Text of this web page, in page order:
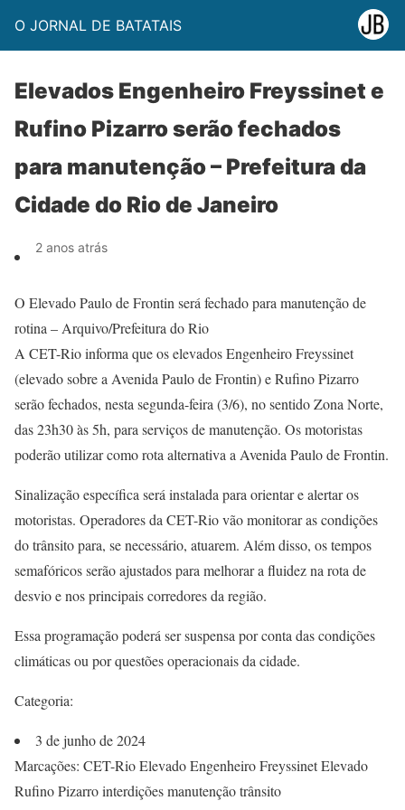
O JORNAL DE BATATAIS
Elevados Engenheiro Freyssinet e
Rufino Pizarro serão fechados
para manutenção – Prefeitura da
Cidade do Rio de Janeiro
2 anos atrás
O Elevado Paulo de Frontin será fechado para manutenção de
rotina – Arquivo/Prefeitura do Rio
A CET-Rio informa que os elevados Engenheiro Freyssinet
(elevado sobre a Avenida Paulo de Frontin) e Rufino Pizarro
serão fechados, nesta segunda-feira (3/6), no sentido Zona Norte,
das 23h30 às 5h, para serviços de manutenção. Os motoristas
poderão utilizar como rota alternativa a Avenida Paulo de Frontin.
Sinalização específica será instalada para orientar e alertar os
motoristas. Operadores da CET-Rio vão monitorar as condições
do trânsito para, se necessário, atuarem. Além disso, os tempos
semafóricos serão ajustados para melhorar a fluidez na rota de
desvio e nos principais corredores da região.
Essa programação poderá ser suspensa por conta das condições
climáticas ou por questões operacionais da cidade.
Categoria:
3 de junho de 2024
Marcações: CET-Rio Elevado Engenheiro Freyssinet Elevado
Rufino Pizarro interdições manutenção trânsito